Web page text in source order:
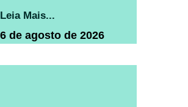
Leia Mais...
6 de agosto de 2026